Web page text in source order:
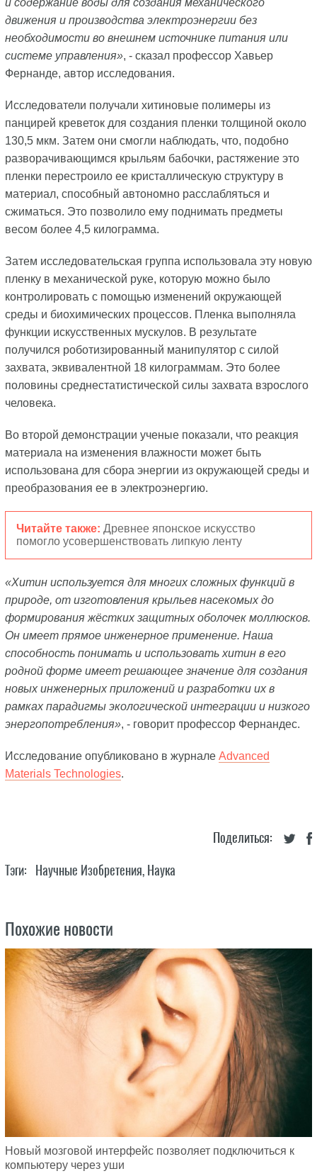
и содержание воды для создания механического
движения и производства электроэнергии без
необходимости во внешнем источнике питания или
системе управления», - сказал профессор Хавьер
Фернанде, автор исследования.
Исследователи получали хитиновые полимеры из
панцирей креветок для создания пленки толщиной около
130,5 мкм. Затем они смогли наблюдать, что, подобно
разворачивающимся крыльям бабочки, растяжение это
пленки перестроило ее кристаллическую структуру в
материал, способный автономно расслабляться и
сжиматься. Это позволило ему поднимать предметы
весом более 4,5 килограмма.
Затем исследовательская группа использовала эту новую
пленку в механической руке, которую можно было
контролировать с помощью изменений окружающей
среды и биохимических процессов. Пленка выполняла
функции искусственных мускулов. В результате
получился роботизированный манипулятор с силой
захвата, эквивалентной 18 килограммам. Это более
половины среднестатистической силы захвата взрослого
человека.
Во второй демонстрации ученые показали, что реакция
материала на изменения влажности может быть
использована для сбора энергии из окружающей среды и
преобразования ее в электроэнергию.
Читайте также: Древнее японское искусство
помогло усовершенствовать липкую ленту
«Хитин используется для многих сложных функций в
природе, от изготовления крыльев насекомых до
формирования жёстких защитных оболочек моллюсков.
Он имеет прямое инженерное применение. Наша
способность понимать и использовать хитин в его
родной форме имеет решающее значение для создания
новых инженерных приложений и разработки их в
рамках парадигмы экологической интеграции и низкого
энергопотребления», - говорит профессор Фернандес.
Исследование опубликовано в журнале Advanced
Materials Technologies.
Поделиться:
Тэги: Научные Изобретения, Наука
Похожие новости
Новый мозговой интерфейс позволяет подключиться к
компьютеру через уши